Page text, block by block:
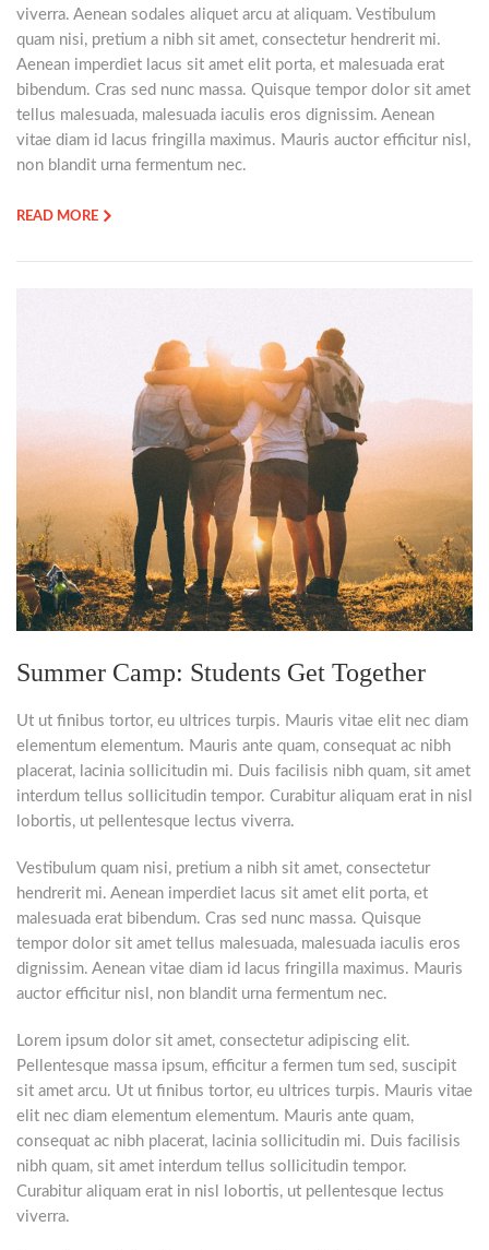
viverra. Aenean sodales aliquet arcu at aliquam. Vestibulum
quam nisi, pretium a nibh sit amet, consectetur hendrerit mi.
Aenean imperdiet lacus sit amet elit porta, et malesuada erat
bibendum. Cras sed nunc massa. Quisque tempor dolor sit amet
tellus malesuada, malesuada iaculis eros dignissim. Aenean
vitae diam id lacus fringilla maximus. Mauris auctor efficitur nisl,
non blandit urna fermentum nec.
READ MORE
Summer Camp: Students Get Together
Ut ut finibus tortor, eu ultrices turpis. Mauris vitae elit nec diam
elementum elementum. Mauris ante quam, consequat ac nibh
placerat, lacinia sollicitudin mi. Duis facilisis nibh quam, sit amet
interdum tellus sollicitudin tempor. Curabitur aliquam erat in nisl
lobortis, ut pellentesque lectus viverra.
Vestibulum quam nisi, pretium a nibh sit amet, consectetur
hendrerit mi. Aenean imperdiet lacus sit amet elit porta, et
malesuada erat bibendum. Cras sed nunc massa. Quisque
tempor dolor sit amet tellus malesuada, malesuada iaculis eros
dignissim. Aenean vitae diam id lacus fringilla maximus. Mauris
auctor efficitur nisl, non blandit urna fermentum nec.
Lorem ipsum dolor sit amet, consectetur adipiscing elit.
Pellentesque massa ipsum, efficitur a fermen tum sed, suscipit
sit amet arcu. Ut ut finibus tortor, eu ultrices turpis. Mauris vitae
elit nec diam elementum elementum. Mauris ante quam,
consequat ac nibh placerat, lacinia sollicitudin mi. Duis facilisis
nibh quam, sit amet interdum tellus sollicitudin tempor.
Curabitur aliquam erat in nisl lobortis, ut pellentesque lectus
viverra.